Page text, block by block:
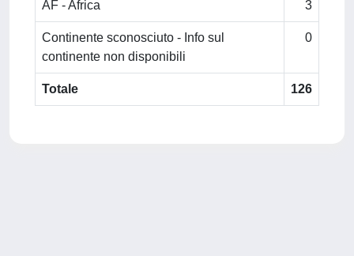
AF - Africa 3
Continente sconosciuto - Info sul
continente non disponibili
0
Totale 126